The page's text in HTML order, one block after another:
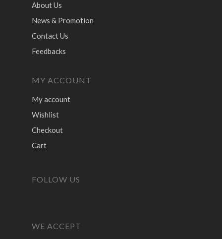
About Us
News & Promotion
Contact Us
Feedbacks
MY ACCOUNT
My account
Wishlist
Checkout
Cart
FOLLOW US
WE ACCEPT